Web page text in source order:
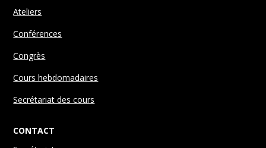
Ateliers
Conférences
Congrès
Cours hebdomadaires
Secrétariat des cours
CONTACT